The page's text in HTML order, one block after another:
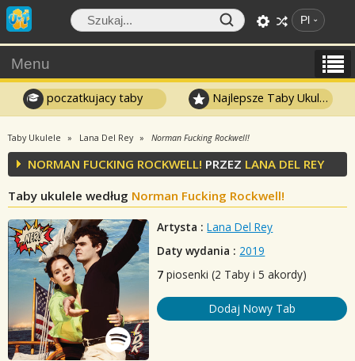
Pl
Menu
poczatkujacy taby Najlepsze Taby Ukulele
Taby Ukulele Lana Del Rey Norman Fucking Rockwell!
NORMAN FUCKING ROCKWELL! PRZEZ LANA DEL REY
Taby ukulele według Norman Fucking Rockwell!
Artysta : Lana Del Rey
Daty wydania : 2019
7 piosenki (2 Taby i 5 akordy)
Dodaj Nowy Tab